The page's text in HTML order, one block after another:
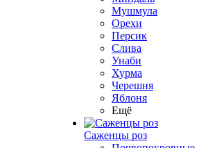
Мушмула
Орехи
Персик
Слива
Унаби
Хурма
Черешня
Яблоня
Ещё
Саженцы роз